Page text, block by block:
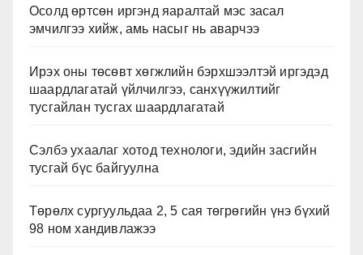
Осолд өртсөн иргэнд яаралтай мэс засал
эмчилгээ хийж, амь насыг нь аварчээ
Ирэх оны төсөвт хөгжлийн бэрхшээлтэй иргэдэд
шаардлагатай үйлчилгээ, санхүүжилтийг
тусгайлан тусгах шаардлагатай
Сэлбэ ухаалаг хотод технологи, эдийн засгийн
тусгай бүс байгуулна
Төрөлх сургуульдаа 2, 5 сая төгрөгийн үнэ бүхий
98 ном хандивлажээ